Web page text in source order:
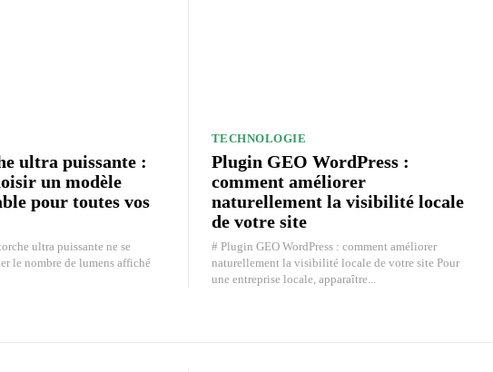
ultra puissante :
un modèle
pour toutes vos
ultra puissante ne se
le nombre de lumens affiché
TECHNOLOGIE
Plugin GEO WordPress :
comment améliorer
naturellement la visibilité locale
de votre site
# Plugin GEO WordPress : comment améliorer
naturellement la visibilité locale de votre site Pour
une entreprise locale, apparaître...